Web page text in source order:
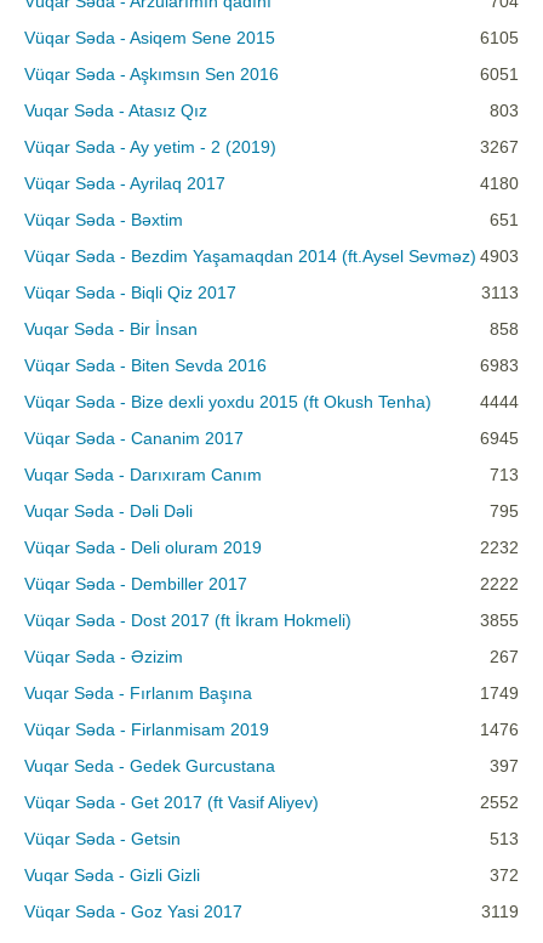
Vüqar Səda - Asiqem Sene 2015
6105
Vüqar Səda - Aşkımsın Sen 2016
6051
Vuqar Səda - Atasız Qız
803
Vüqar Səda - Ay yetim - 2 (2019)
3267
Vüqar Səda - Ayrilaq 2017
4180
Vüqar Səda - Bəxtim
651
Vüqar Səda - Bezdim Yaşamaqdan 2014 (ft.Aysel Sevməz) 4903
Vüqar Səda - Biqli Qiz 2017
3113
Vuqar Səda - Bir İnsan
858
Vüqar Səda - Biten Sevda 2016
6983
Vüqar Səda - Bize dexli yoxdu 2015 (ft Okush Tenha)
4444
Vüqar Səda - Cananim 2017
6945
Vuqar Səda - Darıxıram Canım
713
Vuqar Səda - Dəli Dəli
795
Vüqar Səda - Deli oluram 2019
2232
Vüqar Səda - Dembiller 2017
2222
Vüqar Səda - Dost 2017 (ft İkram Hokmeli)
3855
Vüqar Səda - Əzizim
267
Vuqar Səda - Fırlanım Başına
1749
Vüqar Səda - Firlanmisam 2019
1476
Vuqar Seda - Gedek Gurcustana
397
Vüqar Səda - Get 2017 (ft Vasif Aliyev)
2552
Vüqar Səda - Getsin
513
Vuqar Səda - Gizli Gizli
372
Vüqar Səda - Goz Yasi 2017
3119